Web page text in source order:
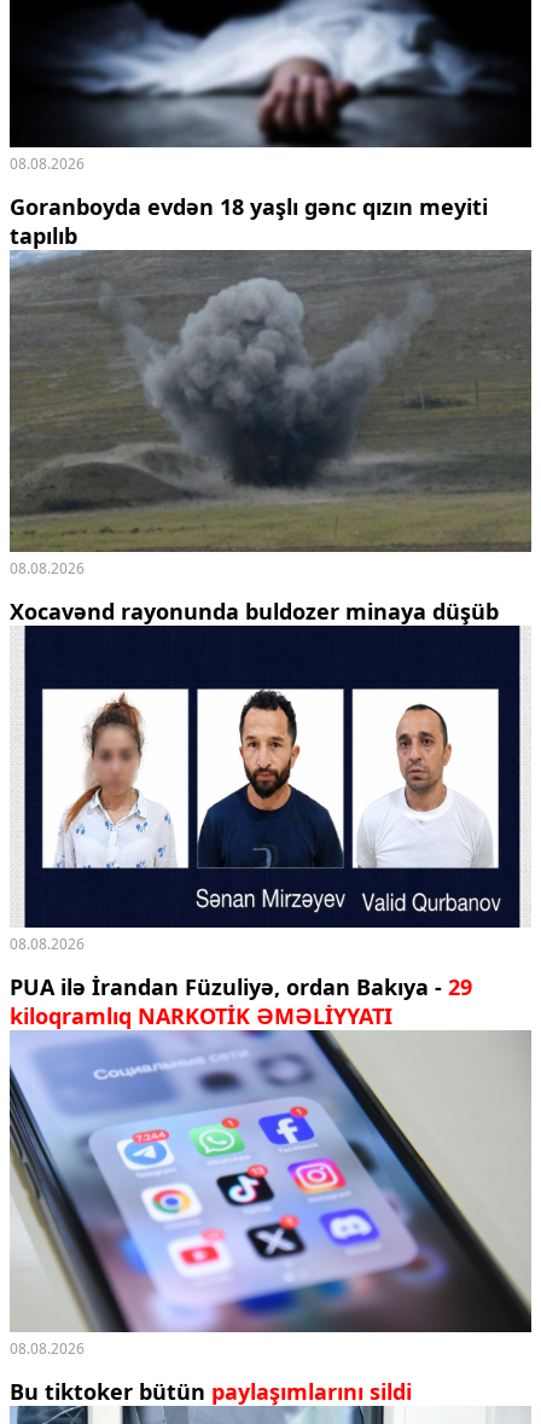
08.08.2026
Goranboyda evdən 18 yaşlı gənc qızın meyiti
tapılıb
08.08.2026
Xocavənd rayonunda buldozer minaya düşüb
08.08.2026
PUA ilə İrandan Füzuliyə, ordan Bakıya - 29
kiloqramlıq NARKOTİK ƏMƏLİYYATI
08.08.2026
Bu tiktoker bütün paylaşımlarını sildi